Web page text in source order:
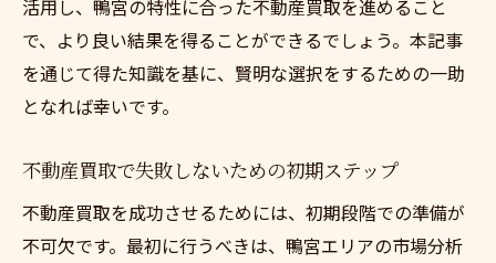
す
不動産取引における法律知識の重要性
地域市場を理解しデメリットを回避する方
鴨宮での実体験から学ぶ不動産買取の教訓
成功する不動産売却のために知っておきたい鴨
宮市場の最新情報
活用し、鴨宮の特性に合った不動産買取を進めること
で、より良い結果を得ることができるでしょう。本記事
を通じて得た知識を基に、賢明な選択をするための一助
となれば幸いです。
不動産買取で失敗しないための初期ステップ
不動産買取を成功させるためには、初期段階での準備が
不可欠です。最初に行うべきは、鴨宮エリアの市場分析